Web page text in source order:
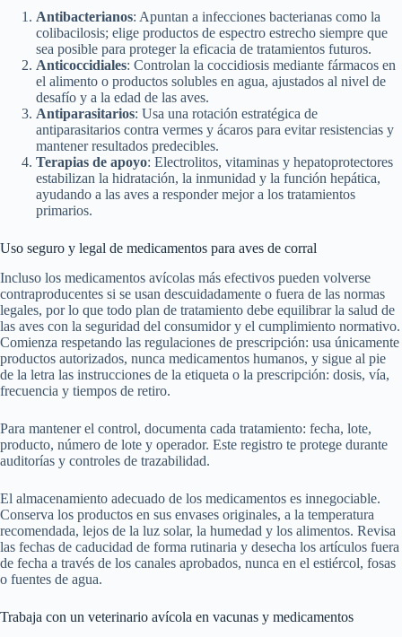
Antibacterianos: Apuntan a infecciones bacterianas como la
colibacilosis; elige productos de espectro estrecho siempre que
sea posible para proteger la eficacia de tratamientos futuros.
Anticoccidiales: Controlan la coccidiosis mediante fármacos en
el alimento o productos solubles en agua, ajustados al nivel de
desafío y a la edad de las aves.
Antiparasitarios: Usa una rotación estratégica de
antiparasitarios contra vermes y ácaros para evitar resistencias y
mantener resultados predecibles.
Terapias de apoyo: Electrolitos, vitaminas y hepatoprotectores
estabilizan la hidratación, la inmunidad y la función hepática,
ayudando a las aves a responder mejor a los tratamientos
primarios.
Uso seguro y legal de medicamentos para aves de corral
Incluso los medicamentos avícolas más efectivos pueden volverse
contraproducentes si se usan descuidadamente o fuera de las normas
legales, por lo que todo plan de tratamiento debe equilibrar la salud de
las aves con la seguridad del consumidor y el cumplimiento normativo.
Comienza respetando las regulaciones de prescripción: usa únicamente
productos autorizados, nunca medicamentos humanos, y sigue al pie
de la letra las instrucciones de la etiqueta o la prescripción: dosis, vía,
frecuencia y tiempos de retiro.
Para mantener el control, documenta cada tratamiento: fecha, lote,
producto, número de lote y operador. Este registro te protege durante
auditorías y controles de trazabilidad.
El almacenamiento adecuado de los medicamentos es innegociable.
Conserva los productos en sus envases originales, a la temperatura
recomendada, lejos de la luz solar, la humedad y los alimentos. Revisa
las fechas de caducidad de forma rutinaria y desecha los artículos fuera
de fecha a través de los canales aprobados, nunca en el estiércol, fosas
o fuentes de agua.
Trabaja con un veterinario avícola en vacunas y medicamentos